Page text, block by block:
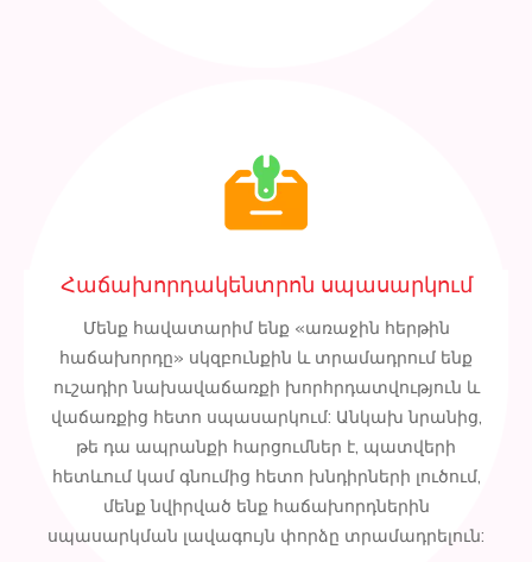
Հաճախորդակենտրոն սպասարկում
Մենք հավատարիմ ենք «առաջին հերթին
հաճախորդը» սկզբունքին և տրամադրում ենք
ուշադիր նախավաճառքի խորհրդատվություն և
վաճառքից հետո սպասարկում: Անկախ նրանից,
թե դա ապրանքի հարցումներ է, պատվերի
հետևում կամ գնումից հետո խնդիրների լուծում,
մենք նվիրված ենք հաճախորդներին
սպասարկման լավագույն փորձը տրամադրելուն: